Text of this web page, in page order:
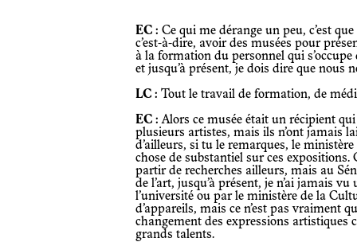
EC : Ce qui me dérange un peu, c’est
c’est-à-dire, avoir des musées pour
à la formation du personnel qui s’occupe
et jusqu’à présent, je dois dire que nous
LC : Tout le travail de formation, de
EC : Alors ce musée était un récipient
plusieurs artistes, mais ils n’ont jamais
d’ailleurs, si tu le remarques, le
chose de substantiel sur ces expositions.
partir de recherches ailleurs, mais au
de l’art, jusqu’à présent, je n’ai jamais
l’université ou par le ministère de la
d’appareils, mais ce n’est pas vraiment
changement des expressions artistiques
grands talents.